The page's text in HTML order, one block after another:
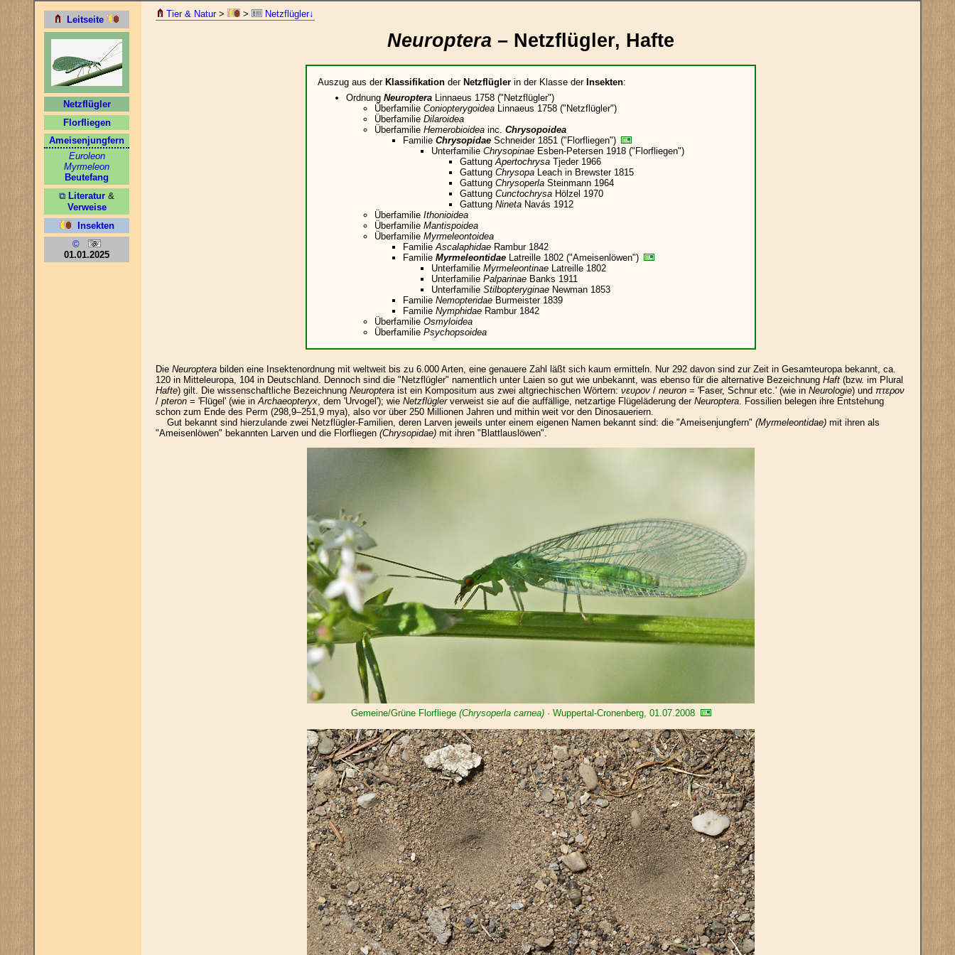
Tier & Natur> > Netzflügler↓
Neuroptera – Netzflügler, Hafte
Auszug aus der Klassifikation der Netzflügler in der Klasse der Insekten:
Ordnung Neuroptera Linnaeus 1758 ("Netzflügler")
Überfamilie Coniopterygoidea Linnaeus 1758 ("Netzflügler")
Überfamilie Dilaroidea
Überfamilie Hemerobioidea inc. Chrysopoidea
Familie Chrysopidae Schneider 1851 ("Florfliegen")
Unterfamilie Chrysopinae Esben-Petersen 1918 ("Florfliegen")
Gattung Apertochrysa Tjeder 1966
Gattung Chrysopa Leach in Brewster 1815
Gattung Chrysoperla Steinmann 1964
Gattung Cunctochrysa Hölzel 1970
Gattung Nineta Navás 1912
Überfamilie Ithonioidea
Überfamilie Mantispoidea
Überfamilie Myrmeleontoidea
Familie Ascalaphidae Rambur 1842
Familie Myrmeleontidae Latreille 1802 ("Ameisenlöwen")
Unterfamilie Myrmeleontinae Latreille 1802
Unterfamilie Palparinae Banks 1911
Unterfamilie Stilbopteryginae Newman 1853
Familie Nemopteridae Burmeister 1839
Familie Nymphidae Rambur 1842
Überfamilie Osmyloidea
Überfamilie Psychopsoidea
Die Neuroptera bilden eine Insektenordnung mit weltweit bis zu 6.000 Arten, eine genauere Zahl läßt sich kaum ermitteln. Nur 292 davon sind zur Zeit in Gesamteuropa bekannt, ca.
120 in Mitteleuropa, 104 in Deutschland. Dennoch sind die "Netzflügler" namentlich unter Laien so gut wie unbekannt, was ebenso für die alternative Bezeichnung Haft (bzw. im Plural
Hafte) gilt. Die wissenschaftliche Bezeichnung Neuroptera ist ein Kompositum aus zwei altgriechischen Wörtern: νευρον / neuron = 'Faser, Schnur etc.' (wie in Neurologie) und πτερον
/ pteron = 'Flügel' (wie in Archaeopteryx , dem 'Urvogel'); wie Netzflüglerverweist sie auf die auffällige, netzartige Flügeläderung der Neuroptera . Fossilien belegen ihre Entstehung
schon zum Ende des Perm (298,9–251,9 mya), also vor über 250 Millionen Jahren und mithin weit vor den Dinosaueriern.
Gut bekannt sind hierzulande zwei Netzflügler-Familien, deren Larven jeweils unter einem eigenen Namen bekannt sind: die "Ameisenjungfern" (Myrmeleontidae) mit ihren als
"Ameisenlöwen" bekannten Larven und die Florfliegen (Chrysopidae) mit ihren "Blattlauslöwen".
Gemeine/Grüne Florfliege (Chrysoperla carnea)· Wuppertal-Cronenberg, 01.07.2008